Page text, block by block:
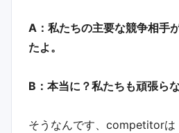
A：私たちの主要な競争相手
たよ。
B：本当に？私たちも頑張ら
そうなんです、competitorは